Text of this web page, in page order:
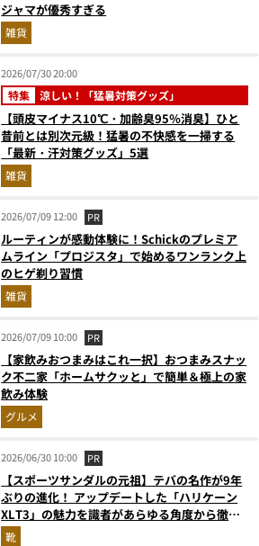
ジャマが優秀すぎる
雑貨
2026/07/30 20:00
特集 涼しい！「猛暑対策グッズ」
【頭皮マイナス10℃・加齢臭95％消臭】ひと
昔前とは別次元級！猛暑の不快感を一掃する
「最新・汗対策グッズ」5選
雑貨
2026/07/09 12:00 PR
ルーティンが感動体験に！Schickのプレミア
ムライン「プロジスタ」で始めるワンランク上
のヒゲ剃り習慣
雑貨
2026/07/09 10:00 PR
【家飲みおつまみはこれ一択】おつまみスナッ
ク不二家「ホームサクッと」で簡単＆極上の家
飲み体験
グルメ
2026/06/30 10:00 PR
【スポーツサンダルの元祖】テバの名作が9年
ぶりの進化！ アップデートした「ハリケーン
XLT3」の魅力を識者があらゆる角度から徹底
解説！
靴